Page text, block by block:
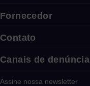
Fornecedor
Contato
Canais de denúncia
Assine nossa newsletter